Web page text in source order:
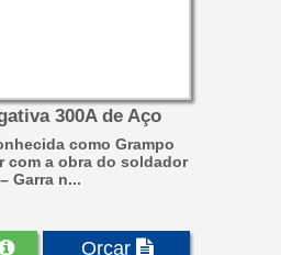
300A de Aço
como Grampo
com a obra do soldador
– Garra n...
Orçar